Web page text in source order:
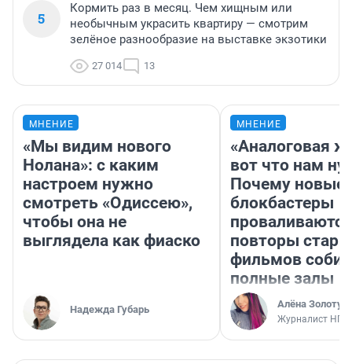
5
Кормить раз в месяц. Чем хищным или
необычным украсить квартиру — смотрим
зелёное разнообразие на выставке экзотики
27 014 13
МНЕНИЕ
«Мы видим нового
Нолана»: с каким
настроем нужно
смотреть «Одиссею»,
чтобы она не
выглядела как фиаско
Надежда Губарь
МНЕНИЕ
«Аналоговая
вот что нам
Почему новые
блокбастеры
повторы
фильмов
полные залы
Алёна
Журналист НГС